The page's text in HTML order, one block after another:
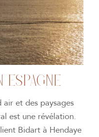
ESPAGNE
et des paysages
est une révélation.
Bidart à Hendaye